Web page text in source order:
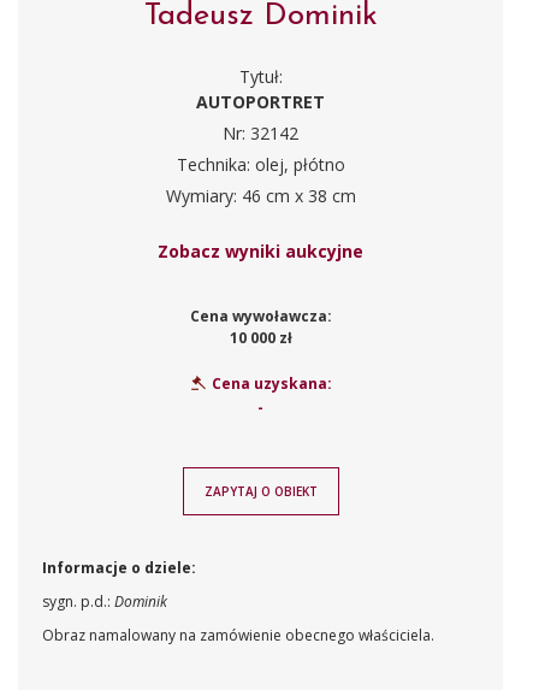
Tadeusz Dominik
Tytuł:
AUTOPORTRET
Nr: 32142
Technika: olej, płótno
Wymiary: 46 cm x 38 cm
Zobacz wyniki aukcyjne
Cena wywoławcza:
10 000 zł
Cena uzyskana:
-
ZAPYTAJ O OBIEKT
Informacje o dziele:
sygn. p.d.: Dominik
Obraz namalowany na zamówienie obecnego właściciela.